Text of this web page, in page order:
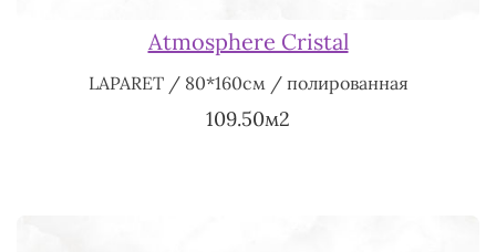
Atmosphere Cristal
LAPARET / 80*160см / полированная
109.50м2